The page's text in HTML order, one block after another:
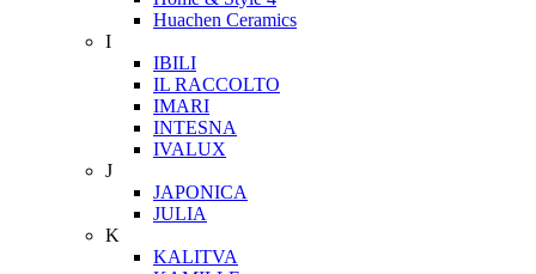
Huachen Ceramics
I
IBILI
IL RACCOLTO
IMARI
INTESNA
IVALUX
J
JAPONICA
JULIA
K
KALITVA